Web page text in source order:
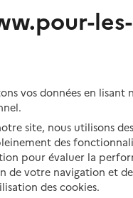
un proche
les-
vos données en lisant
site, nous utilisons
des
pour évaluer la
de votre navigation et
des cookies.